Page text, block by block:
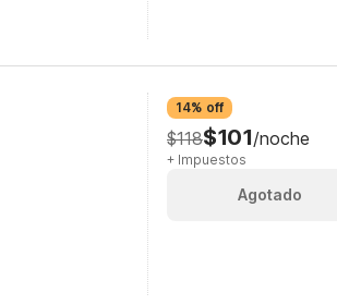
14% off
$118$101/noche
+ Impuestos
Agotado